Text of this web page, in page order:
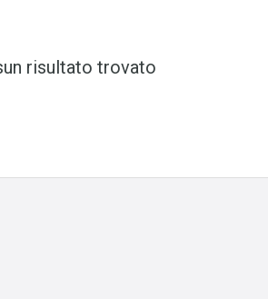
risultato trovato